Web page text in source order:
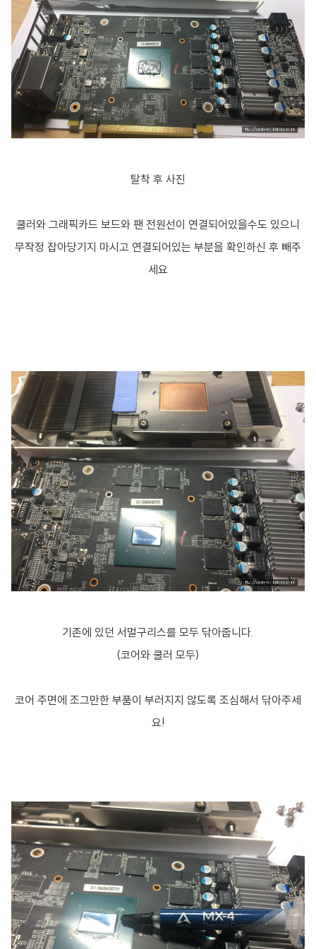
탈착 후 사진
쿨러와 그래픽카드 보드와 팬 전원선이 연결되어있을수도 있으니
무작정 잡아당기지 마시고 연결되어있는 부분을 확인하신 후 빼주
세요
기존에 있던 서멀구리스를 모두 닦아줍니다.
(코어와 쿨러 모두)
코어 주면에 조그만한 부품이 부러지지 않도록 조심해서 닦아주세
요!